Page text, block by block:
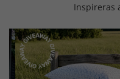
Inspireras